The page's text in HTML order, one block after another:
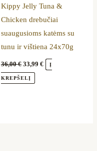
Kippy Jelly Tuna &
Chicken drebučiai
suaugusioms katėms su
tunu ir vištiena 24x70g
36,00€ 33,99 € Į
KREPŠELĮ